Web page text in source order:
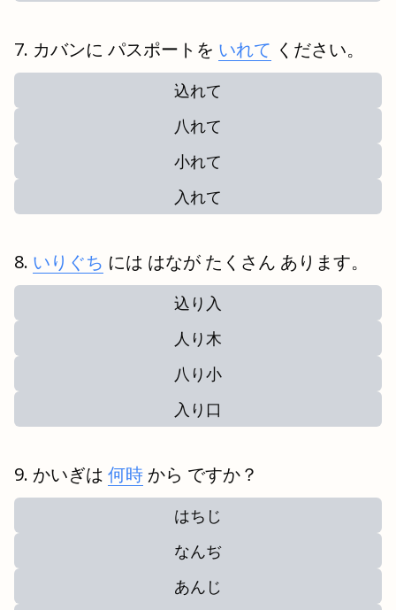
カバンに パスポートを いれて ください。
込れて
八れて
小れて
入れて
いりぐち には はなが たくさん あります。
込り入
人り木
八り小
入り口
かいぎは 何時 から ですか？
はちじ
なんぢ
あんじ